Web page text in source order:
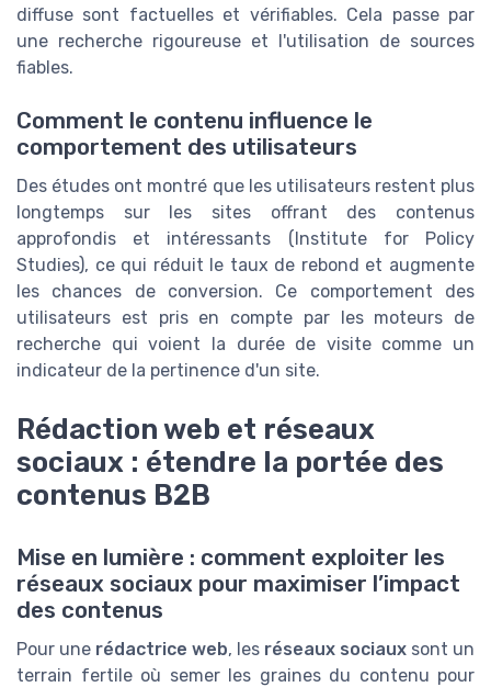
diffuse sont factuelles et vérifiables. Cela passe par
une recherche rigoureuse et l'utilisation de sources
fiables.
Comment le contenu influence le
comportement des utilisateurs
Des études ont montré que les utilisateurs restent plus
longtemps sur les sites offrant des contenus
approfondis et intéressants (Institute for Policy
Studies), ce qui réduit le taux de rebond et augmente
les chances de conversion. Ce comportement des
utilisateurs est pris en compte par les moteurs de
recherche qui voient la durée de visite comme un
indicateur de la pertinence d'un site.
Rédaction web et réseaux
sociaux : étendre la portée des
contenus B2B
Mise en lumière : comment exploiter les
réseaux sociaux pour maximiser l’impact
des contenus
Pour une rédactrice web, les réseaux sociaux sont un
terrain fertile où semer les graines du contenu pour